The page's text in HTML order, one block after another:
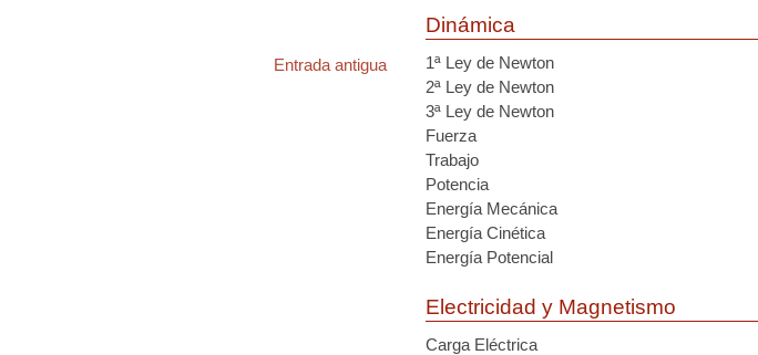
Entrada antigua
Dinámica
1ª Ley de Newton
2ª Ley de Newton
3ª Ley de Newton
Fuerza
Trabajo
Potencia
Energía Mecánica
Energía Cinética
Energía Potencial
Electricidad y Magnetismo
Carga Eléctrica